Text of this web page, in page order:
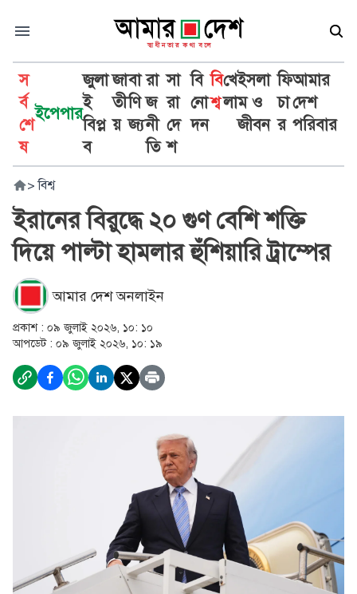
স
র্ব
শে
ষ
ইপেপার
জুলা
ই
বিপ্ল
ব
জা
তী
য়
বা
ণি
জ্য
রা
জ
নী
তি
সা
রা
দে
শ
বি
নো
দন
বি
শ্ব
খে
লা
ইসলা
ম ও
জীবন
ফি
চা
র
আমার
দেশ
পরিবার
> বিশ্ব
ইরানের বিরুদ্ধে ২০ গুণ বেশি শক্তি
দিয়ে পাল্টা হামলার হুঁশিয়ারি ট্রাম্পের
আমার দেশ অনলাইন
প্রকাশ : ০৯ জুলাই ২০২৬, ১০: ১০
আপডেট : ০৯ জুলাই ২০২৬, ১০: ১৯